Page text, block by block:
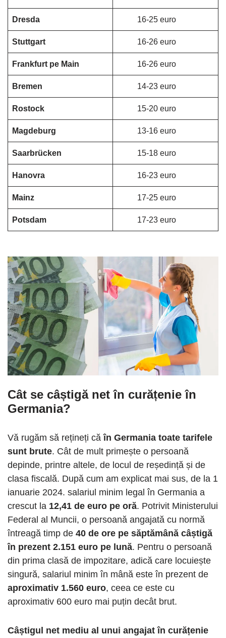
Dresda 16-25 euro
Stuttgart 16-26 euro
Frankfurt pe Main 16-26 euro
Bremen 14-23 euro
Rostock 15-20 euro
Magdeburg 13-16 euro
Saarbrücken 15-18 euro
Hanovra 16-23 euro
Mainz 17-25 euro
Potsdam 17-23 euro
Cât se câștigă net în curățenie în
Germania?
Vă rugăm să rețineți că în Germania toate tarifele
sunt brute. Cât de mult primește o persoană
depinde, printre altele, de locul de reședință și de
clasa fiscală. După cum am explicat mai sus, de la 1
ianuarie 2024. salariul minim legal în Germania a
crescut la 12,41 de euro pe oră. Potrivit Ministerului
Federal al Muncii, o persoană angajată cu normă
întreagă timp de 40 de ore pe săptămână câștigă
în prezent 2.151 euro pe lună. Pentru o persoană
din prima clasă de impozitare, adică care locuiește
singură, salariul minim în mână este în prezent de
aproximativ 1.560 euro, ceea ce este cu
aproximativ 600 euro mai puțin decât brut.
Câștigul net mediu al unui angajat în curățenie